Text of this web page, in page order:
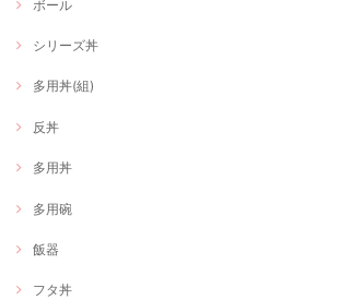
ボール
シリーズ丼
多用丼(組)
反丼
多用丼
多用碗
飯器
フタ丼